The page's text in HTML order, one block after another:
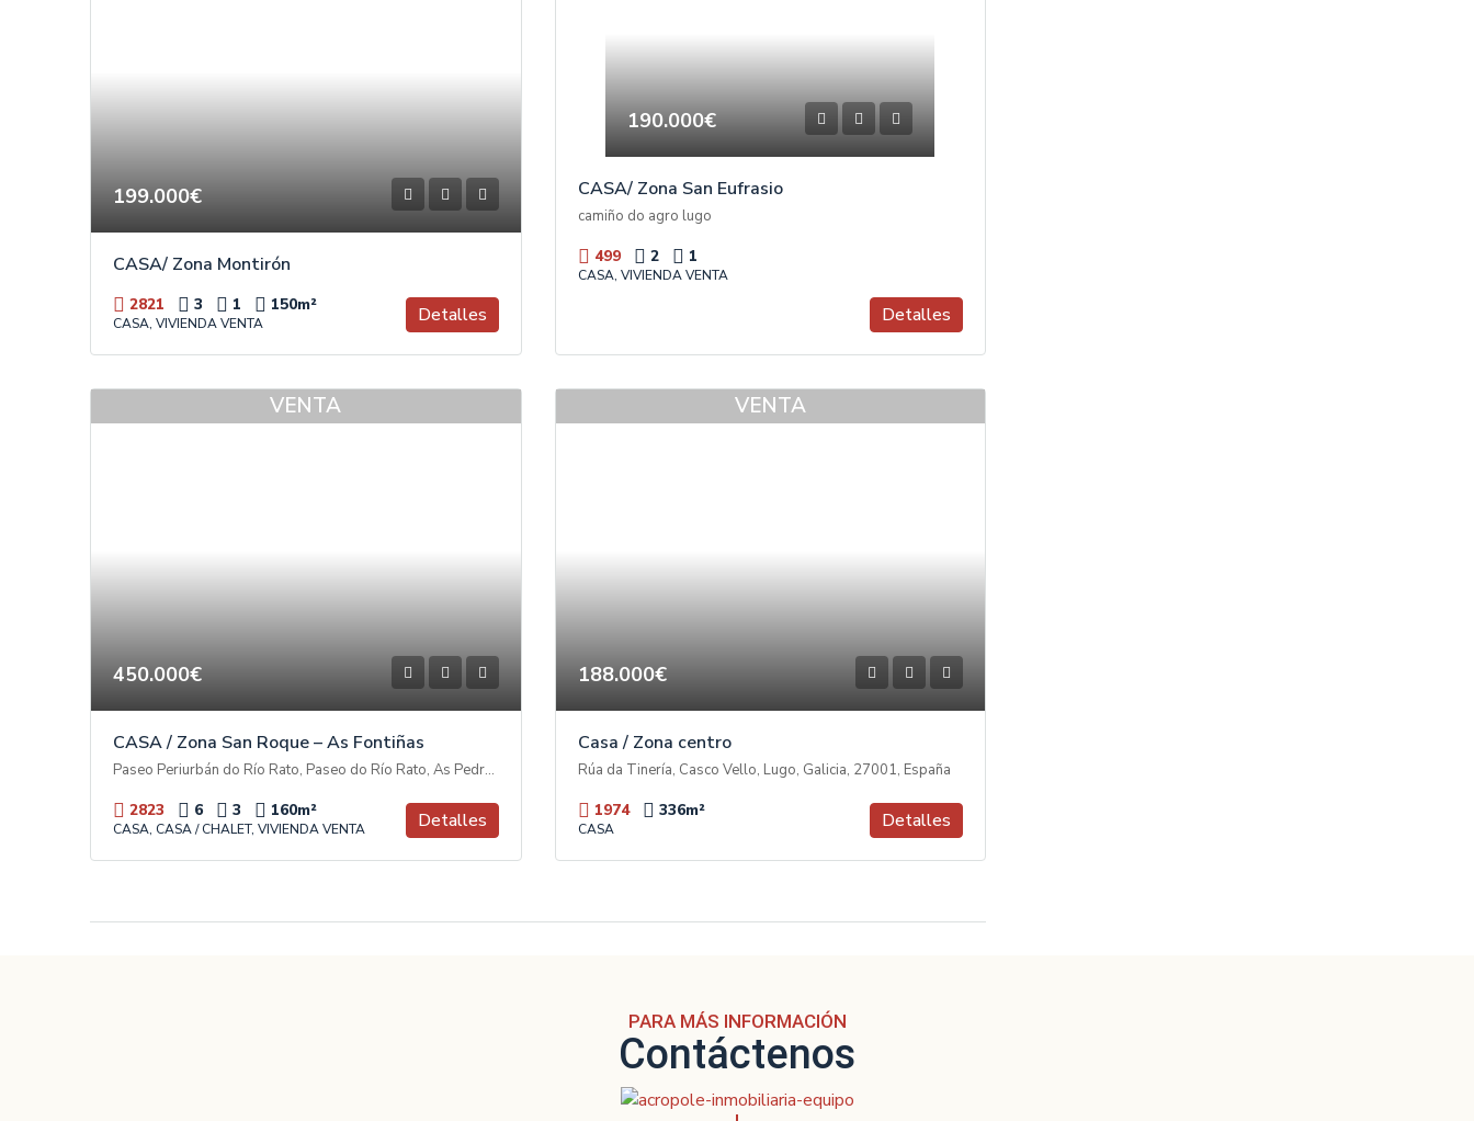
199.000€
CASA/ Zona Montirón
2821 3 1 150m²
CASA, VIVIENDA VENTA Detalles
190.000€
CASA/ Zona San Eufrasio
camiño do agro lugo
499 2 1
CASA, VIVIENDA VENTA
Detalles
VENTA
450.000€
CASA / Zona San Roque – As Fontiñas
Paseo Periurbán do Río Rato, Paseo do Río Rato, As Pedreiras, A Tolda de Castela, Lugo, Galicia, 27002, España
2823 6 3 160m²
CASA, CASA / CHALET, VIVIENDA VENTA Detalles
VENTA
188.000€
Casa / Zona centro
Rúa da Tinería, Casco Vello, Lugo, Galicia, 27001, España
1974 336m²
CASA Detalles
PARA MÁS INFORMACIÓN
Contáctenos